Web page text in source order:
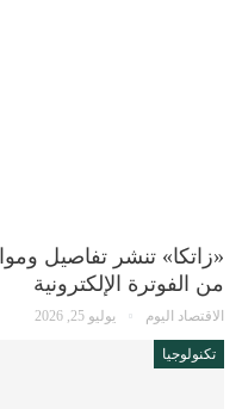
من الفوترة الإلكترونية
الاقتصاد اليوم يوليو 25, 2026
تكنولوجيا